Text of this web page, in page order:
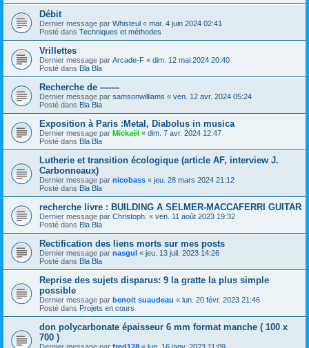
Débit
Dernier message par Whisteul « mar. 4 juin 2024 02:41
Posté dans Techniques et méthodes
Vrillettes
Dernier message par Arcade-F « dim. 12 mai 2024 20:40
Posté dans Bla Bla
Recherche de -------
Dernier message par samsonwilliams « ven. 12 avr. 2024 05:24
Posté dans Bla Bla
Exposition à Paris :Metal, Diabolus in musica
Dernier message par Mickaël « dim. 7 avr. 2024 12:47
Posté dans Bla Bla
Lutherie et transition écologique (article AF, interview J.
Carbonneaux)
Dernier message par nicobass « jeu. 28 mars 2024 21:12
Posté dans Bla Bla
recherche livre : BUILDING A SELMER-MACCAFERRI GUITAR
Dernier message par Christoph. « ven. 11 août 2023 19:32
Posté dans Bla Bla
Rectification des liens morts sur mes posts
Dernier message par nasgul « jeu. 13 juil. 2023 14:26
Posté dans Bla Bla
Reprise des sujets disparus: 9 la gratte la plus simple
possible
Dernier message par benoit suaudeau « lun. 20 févr. 2023 21:46
Posté dans Projets en cours
don polycarbonate épaisseur 6 mm format manche ( 100 x
700 )
Dernier message par fred128 « lun. 16 janv. 2023 11:09